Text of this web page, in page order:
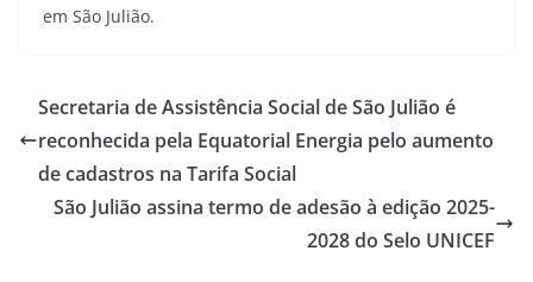
em São Julião.
Secretaria de Assistência Social de São Julião é
reconhecida pela Equatorial Energia pelo aumento
de cadastros na Tarifa Social
São Julião assina termo de adesão à edição 2025-
2028 do Selo UNICEF